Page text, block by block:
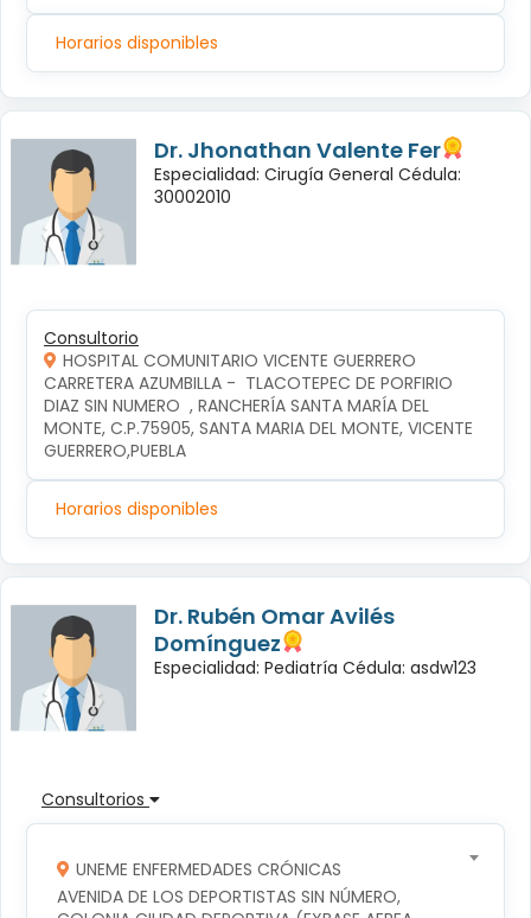
Horarios disponibles
Dr. Jhonathan Valente Fer
Especialidad: Cirugía General Cédula:
30002010
Consultorio
HOSPITAL COMUNITARIO VICENTE GUERRERO
CARRETERA AZUMBILLA -  TLACOTEPEC DE PORFIRIO
DIAZ SIN NUMERO  , RANCHERÍA SANTA MARÍA DEL
MONTE, C.P.75905, SANTA MARIA DEL MONTE, VICENTE
GUERRERO,PUEBLA
Horarios disponibles
Dr. Rubén Omar Avilés
Domínguez
Especialidad: Pediatría Cédula: asdw123
Consultorios
UNEME ENFERMEDADES CRÓNICAS
AVENIDA DE LOS DEPORTISTAS SIN NÚMERO,